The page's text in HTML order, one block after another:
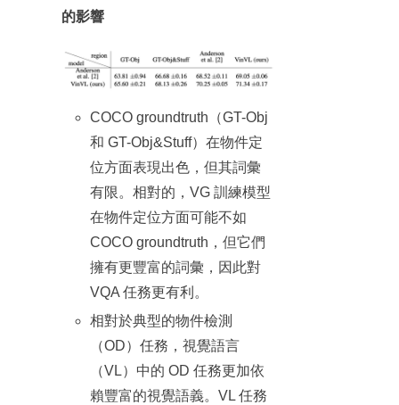
的影響
COCO groundtruth（GT-Obj
和 GT-Obj&Stuff）在物件定
位方面表現出色，但其詞彙
有限。相對的，VG 訓練模型
在物件定位方面可能不如
COCO groundtruth，但它們
擁有更豐富的詞彙，因此對
VQA 任務更有利。
相對於典型的物件檢測
（OD）任務，視覺語言
（VL）中的 OD 任務更加依
賴豐富的視覺語義。VL 任務